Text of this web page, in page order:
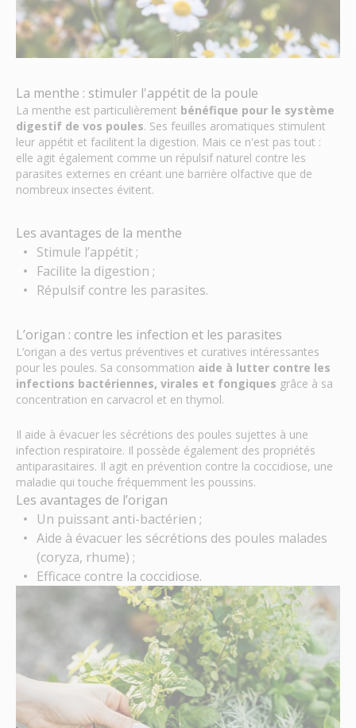
La menthe : stimuler l'appétit de la poule
La menthe est particulièrement bénéfique pour le système
digestif de vos poules. Ses feuilles aromatiques stimulent
leur appétit et facilitent la digestion. Mais ce n'est pas tout :
elle agit également comme un répulsif naturel contre les
parasites externes en créant une barrière olfactive que de
nombreux insectes évitent.
Les avantages de la menthe
Stimule l’appétit ;
Facilite la digestion ;
Répulsif contre les parasites.
L’origan : contre les infection et les parasites
L’origan a des vertus préventives et curatives intéressantes
pour les poules. Sa consommation aide à lutter contre les
infections bactériennes, virales et fongiques grâce à sa
concentration en carvacrol et en thymol.
Il aide à évacuer les sécrétions des poules sujettes à une
infection respiratoire. Il possède également des propriétés
antiparasitaires. Il agit en prévention contre la coccidiose, une
maladie qui touche fréquemment les poussins.
Les avantages de l’origan
Un puissant anti-bactérien ;
Aide à évacuer les sécrétions des poules malades
(coryza, rhume) ;
Efficace contre la coccidiose.